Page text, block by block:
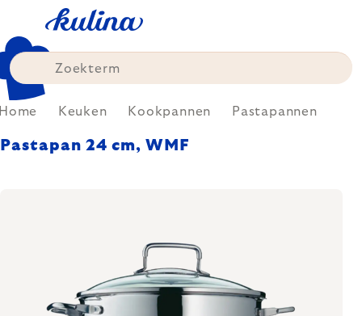
content
Keuken Kookpannen Pastapannen
Pastapan 24 cm, WMF